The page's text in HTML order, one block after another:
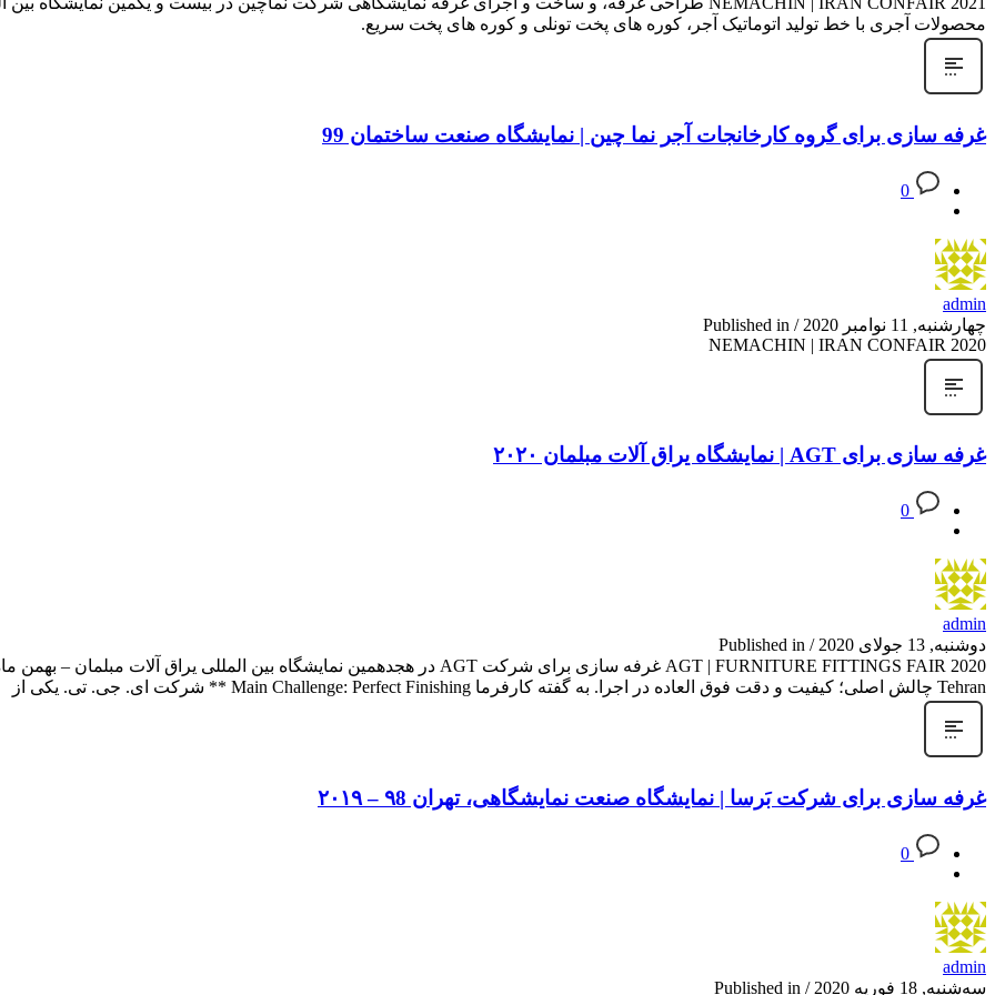
محصولات آجری با خط تولید اتوماتیک آجر، کوره های پخت تونلی و کوره های پخت سریع.
غرفه سازی برای گروه کارخانجات آجر نما چین | نمایشگاه صنعت ساختمان 99
0
admin
چهارشنبه, 11 نوامبر 2020
/
Published in
NEMACHIN | IRAN CONFAIR 2020
غرفه سازی برای AGT | نمایشگاه یراق آلات مبلمان ۲۰۲۰
0
admin
دوشنبه, 13 جولای 2020
/
Published in
Tehran چالش اصلی؛ کیفیت و دقت فوق العاده در اجرا. به گفته کارفرما Main Challenge: Perfect Finishing ** شرکت ای. جی. تی. یکی از
غرفه سازی برای شرکت بَرسا | نمایشگاه صنعت نمایشگاهی، تهران ۹8 – ۲۰۱۹
0
admin
سه‌شنبه, 18 فوریه 2020
/
Published in